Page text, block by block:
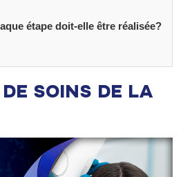
étape doit-elle être réalisée?
SOINS DE LA